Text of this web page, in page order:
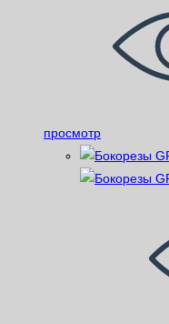
просмотр